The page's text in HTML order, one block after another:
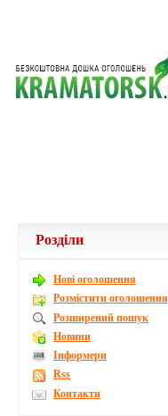
Розділи
Новi оголошення
Розмістити оголошення
Розширений пошук
Новини
Інформери
Rss
Контакти